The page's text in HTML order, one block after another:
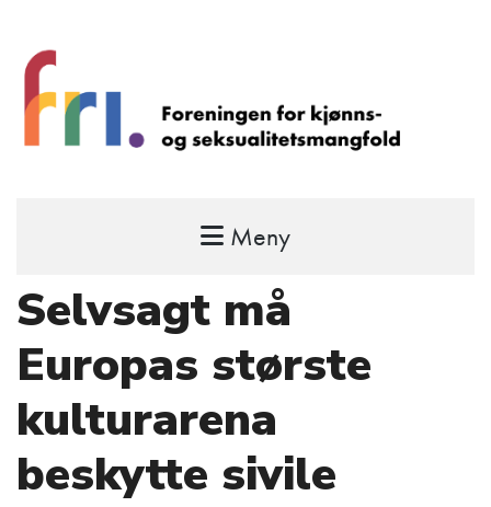
FRI – foreningen for kjønns- og
STÅ OPP FOR RETTEN TIL Å VÆRE FRI
Meny
Selvsagt må
Europas største
kulturarena
beskytte sivile